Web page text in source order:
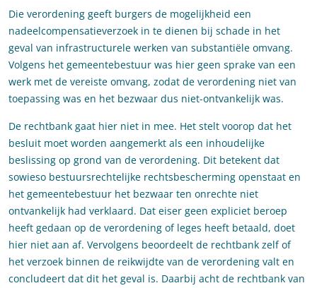
Die verordening geeft burgers de mogelijkheid een
nadeelcompensatieverzoek in te dienen bij schade in het
geval van infrastructurele werken van substantiële omvang.
Volgens het gemeentebestuur was hier geen sprake van een
werk met de vereiste omvang, zodat de verordening niet van
toepassing was en het bezwaar dus niet-ontvankelijk was.
De rechtbank gaat hier niet in mee. Het stelt voorop dat het
besluit moet worden aangemerkt als een inhoudelijke
beslissing op grond van de verordening. Dit betekent dat
sowieso bestuursrechtelijke rechtsbescherming openstaat en
het gemeentebestuur het bezwaar ten onrechte niet
ontvankelijk had verklaard. Dat eiser geen expliciet beroep
heeft gedaan op de verordening of leges heeft betaald, doet
hier niet aan af. Vervolgens beoordeelt de rechtbank zelf of
het verzoek binnen de reikwijdte van de verordening valt en
concludeert dat dit het geval is. Daarbij acht de rechtbank van